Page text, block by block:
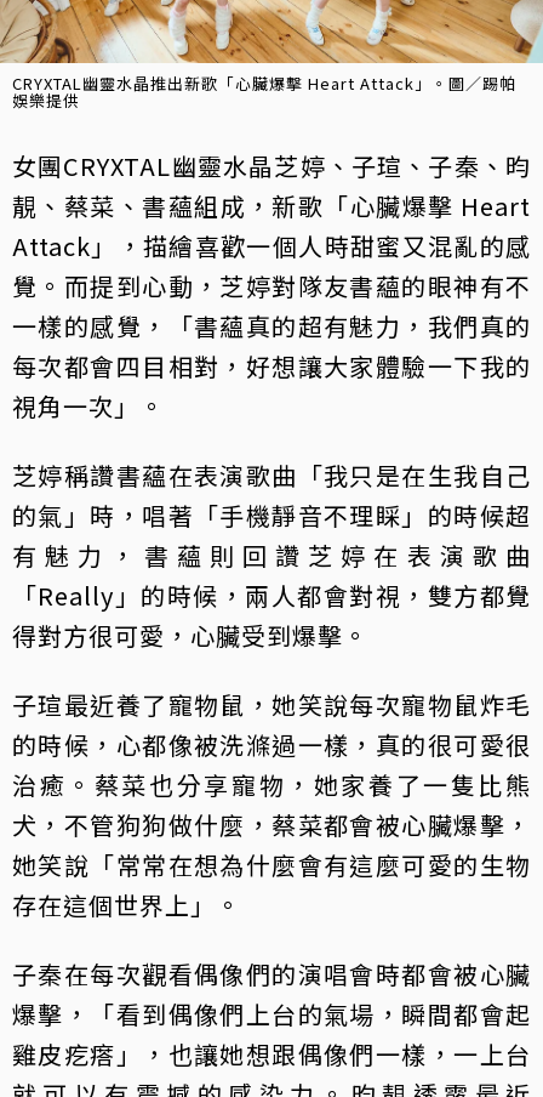
CRYXTAL幽靈水晶推出新歌「心臟爆擊 Heart Attack」。圖／踢帕
娛樂提供
女團CRYXTAL幽靈水晶芝婷、子瑄、子秦、昀
靚、蔡菜、書蘊組成，新歌「心臟爆擊 Heart
Attack」，描繪喜歡一個人時甜蜜又混亂的感
覺。而提到心動，芝婷對隊友書蘊的眼神有不
一樣的感覺，「書蘊真的超有魅力，我們真的
每次都會四目相對，好想讓大家體驗一下我的
視角一次」。
芝婷稱讚書蘊在表演歌曲「我只是在生我自己
的氣」時，唱著「手機靜音不理睬」的時候超
有魅力，書蘊則回讚芝婷在表演歌曲
「Really」的時候，兩人都會對視，雙方都覺
得對方很可愛，心臟受到爆擊。
子瑄最近養了寵物鼠，她笑說每次寵物鼠炸毛
的時候，心都像被洗滌過一樣，真的很可愛很
治癒。蔡菜也分享寵物，她家養了一隻比熊
犬，不管狗狗做什麼，蔡菜都會被心臟爆擊，
她笑說「常常在想為什麼會有這麼可愛的生物
存在這個世界上」。
子秦在每次觀看偶像們的演唱會時都會被心臟
爆擊，「看到偶像們上台的氣場，瞬間都會起
雞皮疙瘩」，也讓她想跟偶像們一樣，一上台